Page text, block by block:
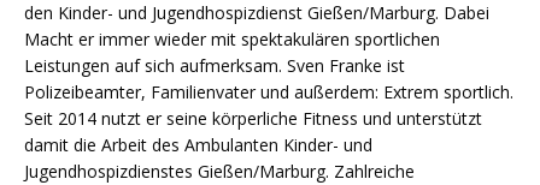
den Kinder- und Jugendhospizdienst Gießen/Marburg. Dabei
Macht er immer wieder mit spektakulären sportlichen
Leistungen auf sich aufmerksam. Sven Franke ist
Polizeibeamter, Familienvater und außerdem: Extrem sportlich.
Seit 2014 nutzt er seine körperliche Fitness und unterstützt
damit die Arbeit des Ambulanten Kinder- und
Jugendhospizdienstes Gießen/Marburg. Zahlreiche